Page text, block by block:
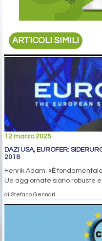
ARTICOLI SIMILI
12 marzo 2025
DAZI USA, EUROFER:
2018
Henrik Adam: «È
Ue aggiornate siano robuste
di Stefano Gennari